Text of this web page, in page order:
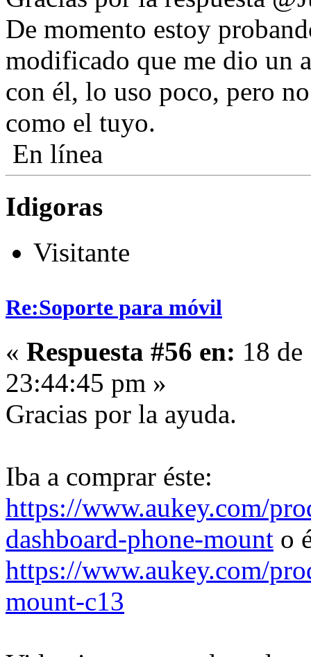
De momento estoy
modificado que me dio un
con él, lo uso poco, pero
como el tuyo.
En línea
Idigoras
Visitante
Re:Soporte para móvil
« Respuesta #56 en: 18
23:44:45 pm »
Gracias por la ayuda.
Iba a comprar éste:
https://www.aukey.com/
dashboard-phone-mount o
https://www.aukey.com/
mount-c13